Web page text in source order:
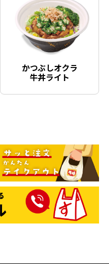
かつぶしオクラ
牛丼ライト